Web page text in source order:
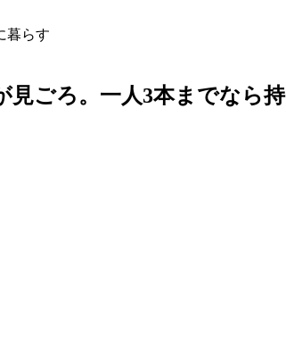
暮らす
ごろ。一人3本までなら持